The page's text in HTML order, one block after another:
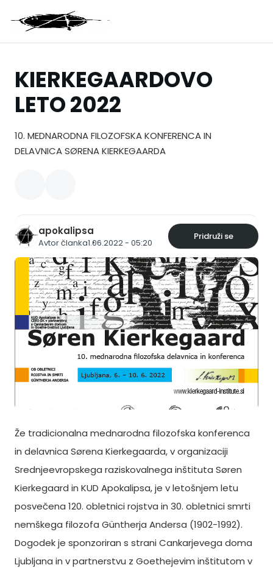
KIERKEGAARDOVO
LETO 2022
10. MEDNARODNA FILOZOFSKA KONFERENCA IN
DELAVNICA SØRENA KIERKEGAARDA
apokalipsa
Avtor članka1.06.2022 - 05:20
Pridruži se
Že tradicionalna mednarodna filozofska konferenca
in delavnica Sørena Kierkegaarda, v organizaciji
Srednjeevropskega raziskovalnega inštituta Søren
Kierkegaard in KUD Apokalipsa, je v letošnjem letu
posvečena 120. obletnici rojstva in 30. obletnici smrti
nemškega filozofa Güntherja Andersa (1902-1992).
Dogodek je sponzoriran s strani Cankarjevega doma
Ljubljana in v partnerstvu z Goethejevim inštitutom v